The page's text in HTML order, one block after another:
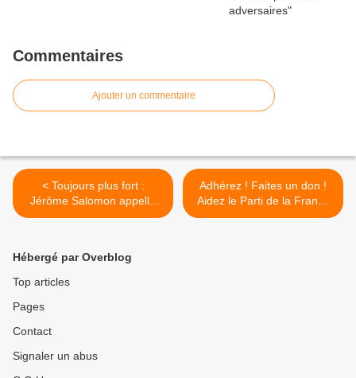
Commentaires
Ajouter un commentaire
< Toujours plus fort :
Jérôme Salomon appelle
les Français qui le peuvent
Adhérez ! Faites un don !
Aidez le Parti de la France
à défendre notre peuple et
Hébergé par Overblog
Top articles
Pages
Contact
Signaler un abus